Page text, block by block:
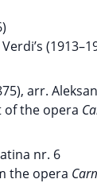
arr.
of the opera
nr. 6
the opera